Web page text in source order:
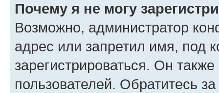
Почему я не могу
Возможно, администратор
адрес или запретил имя, под
зарегистрироваться. Он
пользователей. Обратитесь